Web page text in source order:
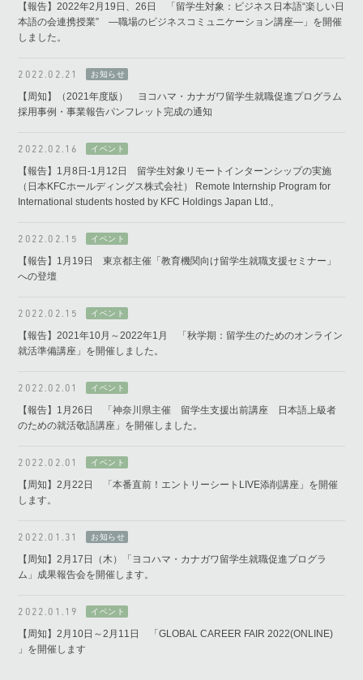
【報告】2022年2月19日、26日 「留学生対象：ビジネス日本語“楽しい日
本語の会連携授業” ―職場のビジネスコミュニケーション講座―」を開催
しました。
2022.02.21
【周知】（2021年度版） ヨコハマ・カナガワ留学生就職促進プログラム
採用事例・事業報告パンフレット完成の通知
2022.02.16
【報告】1月8日-1月12日 留学生対象リモートインターンシップの実施
（日本KFCホールディングス株式会社） Remote Internship Program for
International students hosted by KFC Holdings Japan Ltd.,
2022.02.15
【報告】1月19日 東京都主催「教育機関向け留学生就職支援セミナー」
への登壇
2022.02.15
【報告】2021年10月～2022年1月 「秋学期：留学生のためのオンライン
就活準備講座」を開催しました。
2022.02.01
【報告】1月26日 「神奈川県主催 留学生支援出前講座 日本語上級者
のための就活敬語講座」を開催しました。
2022.02.01
【周知】2月22日 「本番直前！エントリーシートLIVE添削講座」を開催
します。
2022.01.31
【周知】2月17日（木）「ヨコハマ・カナガワ留学生就職促進プログラ
ム」成果報告会を開催します。
2022.01.19
【周知】2月10日～2月11日 「GLOBAL CAREER FAIR 2022(ONLINE)
」を開催します